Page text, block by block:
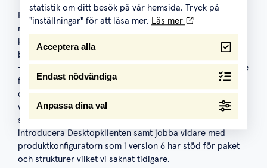
Första dagen efter go-live av uppgraderingen
rapporterades åtta fel varav endast ett var av kritisk
karaktär. Det var inga driftstopp och merparten av felen
blev lösta under samma dag.
– För våra normalanvändare är det än så länge inga större
förändringar efter uppgraderingen. Vi har fortsatt med
den klassiska klienten och gjorde en 1:1-uppgradering, det
vill säga vi inte aktiverade någon ny funktionalitet i
samband med uppgraderingen. Vår plan framåt är att
introducera Desktopklienten samt jobba vidare med
produktkonfiguratorn som i version 6 har stöd för paket
och strukturer vilket vi saknat tidigare.
statistik om ditt besök på vår hemsida. Tryck på
"inställningar" för att läsa mer. Läs mer
Acceptera alla
Endast nödvändiga
Anpassa dina val